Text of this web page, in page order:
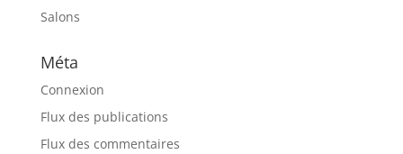
Salons
Méta
Connexion
Flux des publications
Flux des commentaires